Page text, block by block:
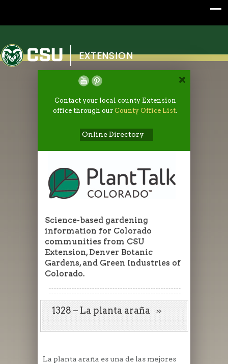
Colorado State University
EXTENSION
Contact your local county Extension
office through ourCounty Office List.
Online Directory
Science-based gardening
information for Colorado
communities from CSU
Extension, Denver Botanic
Gardens, and Green Industries of
Colorado.
1328 – La planta araña
La planta araña es una de las mejores